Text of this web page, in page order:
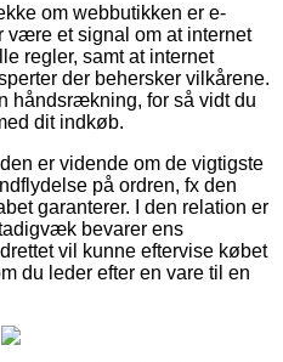
om webbutikken er e-
et signal om at internet
regler, samt at internet
der behersker vilkårene.
håndsrækning, for så vidt du
dit indkøb.
er vidende om de vigtigste
på ordren, fx den
garanterer. I den relation er
bevarer ens
vil kunne eftervise købet
du leder efter en vare til en